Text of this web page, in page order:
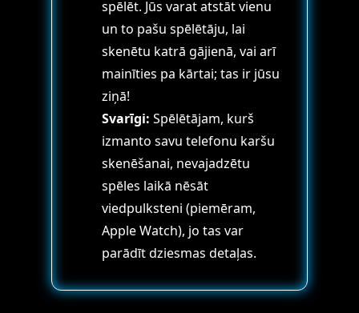
spēlēt. Jūs varat atstāt vienu
un to pašu spēlētāju, lai
skenētu katrā gājienā, vai arī
mainīties pa kārtai; tas ir jūsu
ziņā!
Svarīgi: Spēlētājam, kurš
izmanto savu telefonu karšu
skenēšanai, nevajadzētu
spēles laikā nēsāt
viedpulksteni (piemēram,
Apple Watch), jo tas var
parādīt dziesmas detaļas.